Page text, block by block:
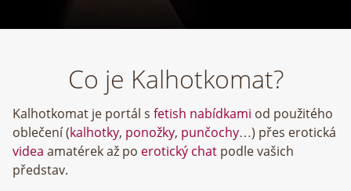
Co je Kalhotkomat?
Kalhotkomat je portál s fetish nabídkami od použitého
oblečení (kalhotky, ponožky, punčochy…) přes erotická
videa amatérek až po erotický chat podle vašich
představ.